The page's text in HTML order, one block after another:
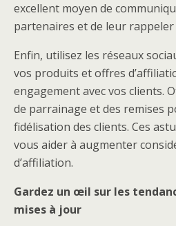
excellent moyen de
partenaires et de leur
Enfin, utilisez les réseaux
vos produits et offres
engagement avec vos clients.
de parrainage et des remises
fidélisation des clients. Ces
vous aider à augmenter
d’affiliation.
Gardez un œil sur les
mises à jour